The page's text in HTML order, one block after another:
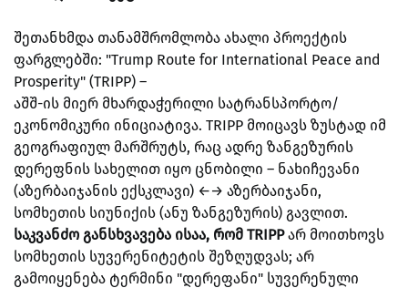
შეთანხმდა თანამშრომლობა ახალი პროექტის
ფარგლებში: "Trump Route for International Peace and
Prosperity" (TRIPP) –
აშშ-ის მიერ მხარდაჭერილი სატრანსპორტო/
ეკონომიკური ინიციატივა. TRIPP მოიცავს ზუსტად იმ
გეოგრაფიულ მარშრუტს, რაც ადრე ზანგეზურის
დერეფნის სახელით იყო ცნობილი – ნახიჩევანი
(აზერბაიჯანის ექსკლავი) ←→ აზერბაიჯანი,
სომხეთის სიუნიქის (ანუ ზანგეზურის) გავლით.
საკვანძო განსხვავება ისაა, რომ TRIPPარ მოითხოვს
სომხეთის სუვერენიტეტის შეზღუდვას; არ
გამოიყენება ტერმინი "დერეფანი" სუვერენული